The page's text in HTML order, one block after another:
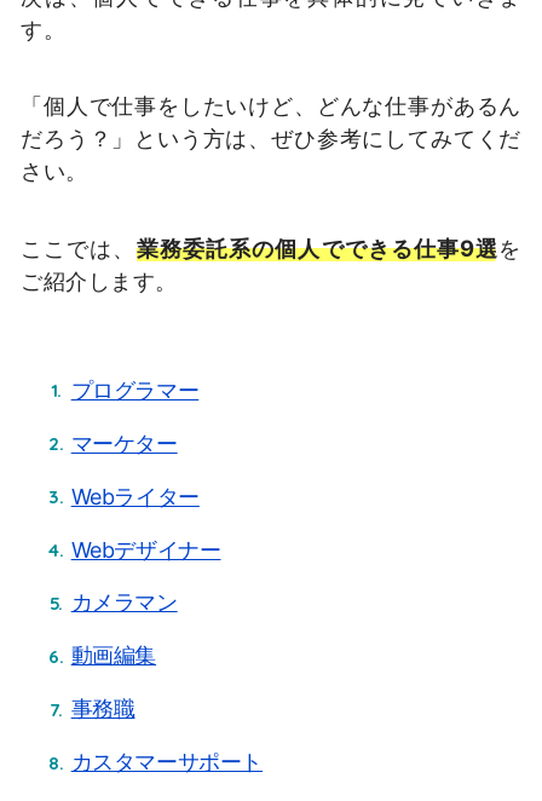
す。
「個人で仕事をしたいけど、どんな仕事があるん
だろう？」という方は、ぜひ参考にしてみてくだ
さい。
ここでは、 業務委託系の個人でできる仕事9選を
ご紹介します。
プログラマー
マーケター
Webライター
Webデザイナー
カメラマン
動画編集
事務職
カスタマーサポート